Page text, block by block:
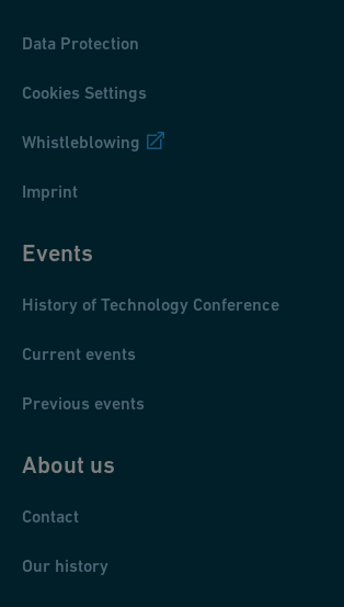
Data Protection
Cookies Settings
Whistleblowing
Imprint
Events
History of Technology Conference
Current events
Previous events
About us
Contact
Our history